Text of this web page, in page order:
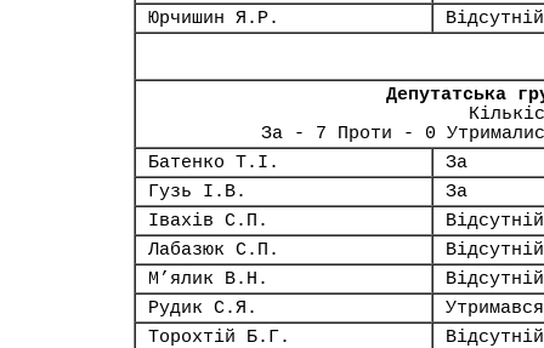
Юрчишин Я.Р.
Відсутній
Депутатська
За - 7 Проти - 0
Батенко Т.І.
За
Гузь І.В.
За
Івахів С.П.
Відсутній
Лабазюк С.П.
Відсутній
М’ялик В.Н.
Відсутній
Рудик С.Я.
Утримався
Торохтій Б.Г.
Відсутній